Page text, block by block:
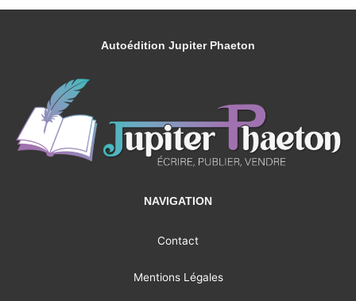
Autoédition Jupiter Phaeton
NAVIGATION
Contact
Mentions Légales